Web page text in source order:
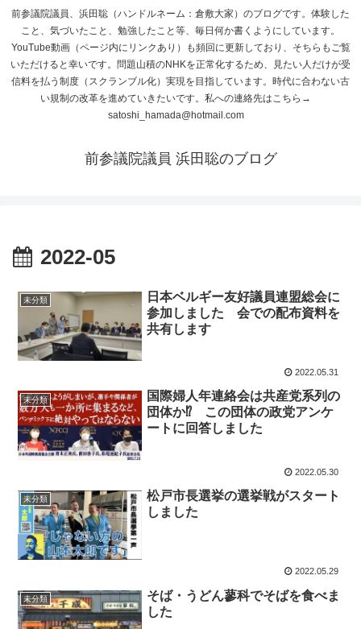
前参議院議員、浜田聡（ハンドルネーム：倉敷大家）のブログです。体験した
こと、気づいたこと、勉強したこと等、毎日何か書くようにしています。
YouTube動画（ページ内にリンクあり）も頻回に更新しており、そちらもご覧
いただけると幸いです。問題山積のNHKを正常化するため、見たい人だけが受
信料を払う制度（スクランブル化）実現を目指しています。時代に合わない古
い規制の改革を進めていきたいです。私への連絡先はこちら→
satoshi_hamada@hotmail.com
前参議院議員 浜田聡のブログ
2022-05
未分類
日本ベルギー友好議員連盟総会に
参加しました 会での配布資料を
共有します
2022.05.31
未分類
国際婦人年連絡会は共産党系列の
団体か⁉ この団体の政党アンケ
ートに回答しました
2022.05.30
未分類
松戸市長選挙の選挙戦がスタート
しました
2022.05.29
未分類
そば・うどん蓼科でそばを食べま
した